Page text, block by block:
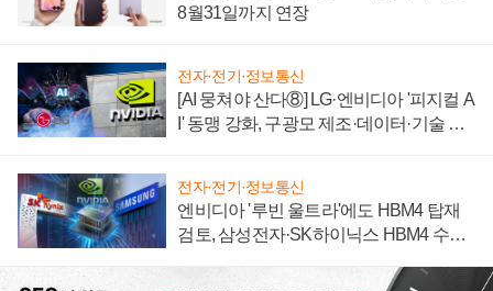
8월31일까지 연장
전자·전기·정보통신
[AI 뭉쳐야 산다⑧] LG·엔비디아 '피지컬 A
I' 동맹 강화, 구광모 제조·데이터·기술 결
전자·전기·정보통신
엔비디아 '루빈 울트라'에도 HBM4 탑재
검토, 삼성전자·SK하이닉스 HBM4 수율